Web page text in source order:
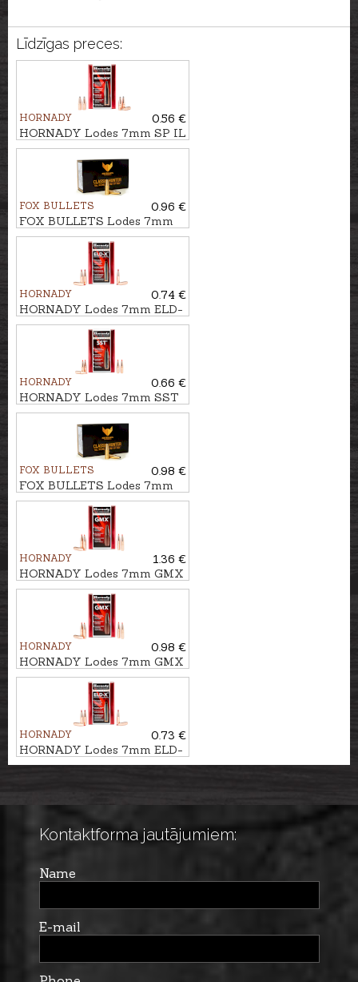
Līdzīgas preces:
HORNADY
0.56 €
HORNADY Lodes 7mm SP IL
10,0g/154gr
FOX BULLETS
0.96 €
FOX BULLETS Lodes 7mm
FCH 8,4g/130gr - bezsvina
HORNADY
0.74 €
HORNADY Lodes 7mm ELD-
X HUNTING 11,3g/175gr
HORNADY
0.66 €
HORNADY Lodes 7mm SST
10,5g/162gr
FOX BULLETS
0.98 €
FOX BULLETS Lodes 7mm
FCH 9,4g/145gr - bezsvina
HORNADY
1.36 €
HORNADY Lodes 7mm GMX
9,7g/150gr - bezsvina
HORNADY
0.98 €
HORNADY Lodes 7mm GMX
9,0g/139gr - bezsvina
HORNADY
0.73 €
HORNADY Lodes 7mm ELD-
X HUNTING 9,7g/150gr
Kontaktforma jautājumiem:
Name
E-mail